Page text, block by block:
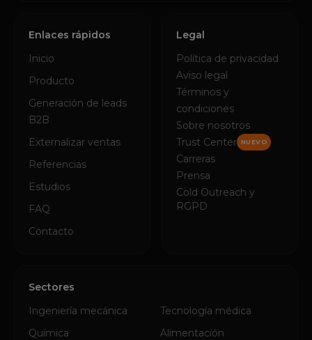
Enlaces rápidos
Inicio
Producto
Generación de leads
B2B
Externalizar ventas
Referencias
Estudios
FAQ
Contacto
Legal
Política de privacidad
Aviso legal
Términos y
condiciones
Sobre nosotros
Trust Center
NUEVO
Carreras
Prensa
Cold Outreach y
RGPD
Sectores
Ingeniería mecánica
Tecnología médica
Química
Alimentación